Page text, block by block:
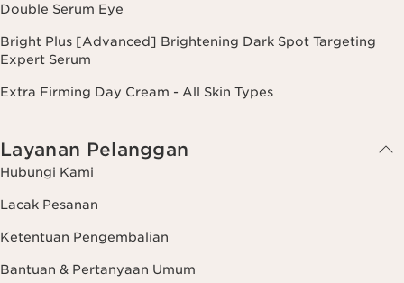
Double Serum Eye
Bright Plus [Advanced] Brightening Dark Spot Targeting
Expert Serum
Extra Firming Day Cream - All Skin Types
Layanan Pelanggan
Hubungi Kami
Lacak Pesanan
Ketentuan Pengembalian
Bantuan & Pertanyaan Umum